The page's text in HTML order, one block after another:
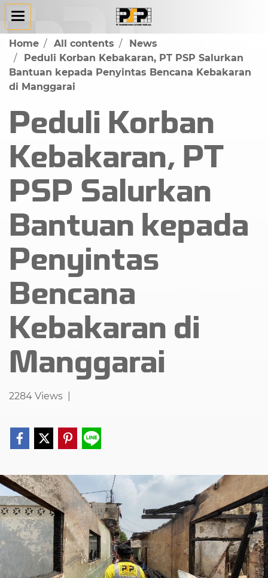
Home All contents
News
Peduli Korban Kebakaran, PT PSP Salurkan
Bantuan kepada Penyintas Bencana Kebakaran
di Manggarai
Peduli Korban
Kebakaran, PT
PSP Salurkan
Bantuan kepada
Penyintas
Bencana
Kebakaran di
Manggarai
2284 Views